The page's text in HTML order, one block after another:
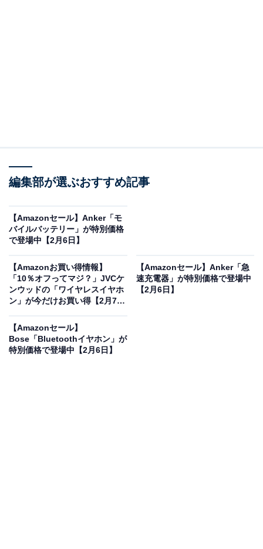
変更、売り切れの場合もあります。
オールアバウトに還元されることがあります。
Anker「AC式充電器」は鮮やかカラーでデスクの
編集部が選ぶおすすめ記事
【Amazonセール】Anker「モ
バイルバッテリー」が特別価格
で登場中【2月6日】
【Amazonお買い得情報】
「10％オフってマジ？」JVCケ
ンウッドの「ワイヤレスイヤホ
ン」が今だけお買い得【2月7
【Amazonセール】Anker「急
速充電器」が特別価格で登場中
【2月6日】
【Amazonセール】
Bose「Bluetoothイヤホン」が
特別価格で登場中【2月6日】